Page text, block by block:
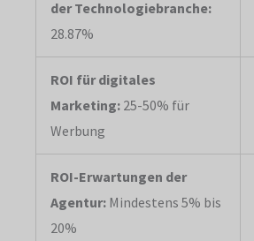
der Technologiebranche:
28.87%
ROI für digitales
Marketing: 25-50% für
Werbung
ROI-Erwartungen der
Agentur: Mindestens 5% bis
20%